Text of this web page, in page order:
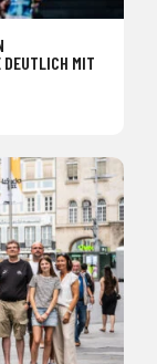
DEUTLICH MIT